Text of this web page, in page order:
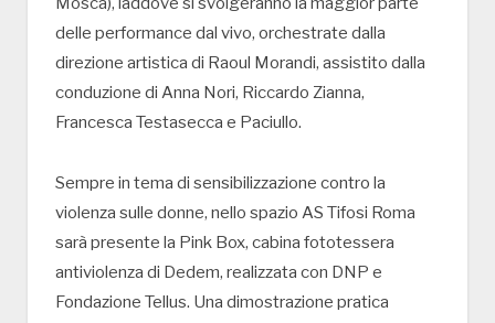
delle performance dal vivo, orchestrate dalla
direzione artistica di Raoul Morandi, assistito dalla
conduzione di Anna Nori, Riccardo Zianna,
Francesca Testasecca e Paciullo.
Sempre in tema di sensibilizzazione contro la
violenza sulle donne, nello spazio AS Tifosi Roma
sarà presente la Pink Box, cabina fototessera
antiviolenza di Dedem, realizzata con DNP e
Fondazione Tellus. Una dimostrazione pratica